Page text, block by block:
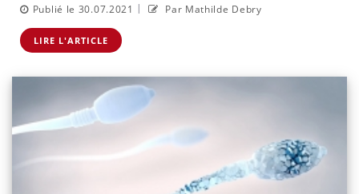
Publié le 30.07.2021 | Par Mathilde Debry
LIRE L'ARTICLE